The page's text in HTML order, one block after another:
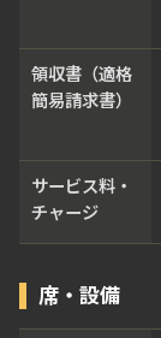
領収書（適格
簡易請求書）
サービス料・
チャージ
席・設備